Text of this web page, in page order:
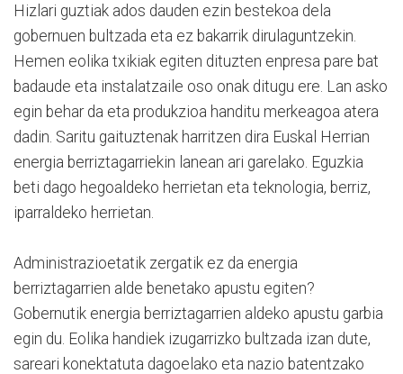
Hizlari guztiak ados dauden ezin bestekoa dela
gobernuen bultzada eta ez bakarrik dirulaguntzekin.
Hemen eolika txikiak egiten dituzten enpresa pare bat
badaude eta instalatzaile oso onak ditugu ere. Lan asko
egin behar da eta produkzioa handitu merkeagoa atera
dadin. Saritu gaituztenak harritzen dira Euskal Herrian
energia berriztagarriekin lanean ari garelako. Eguzkia
beti dago hegoaldeko herrietan eta teknologia, berriz,
iparraldeko herrietan.
Administrazioetatik zergatik ez da energia
berriztagarrien alde benetako apustu egiten?
Gobernutik energia berriztagarrien aldeko apustu garbia
egin du. Eolika handiek izugarrizko bultzada izan dute,
sareari konektatuta dagoelako eta nazio batentzako